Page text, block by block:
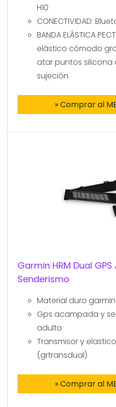
H10
CONECTIVIDAD:
BANDA ELÁSTICA
elástico cómodo
atar puntos silicona
sujeción
» Comprar al
Garmin HRM Dual
Senderismo
Material duro garmin
Gps acampada y
adulto
Transmisor y
(grtransdual)
» Comprar al